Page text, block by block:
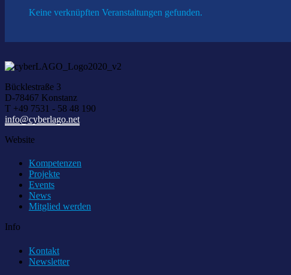
Keine verknüpften Veranstaltungen gefunden.
Bücklestraße 3
D-78467 Konstanz
T +49 7531 - 58 48 190
info@cyberlago.net
Website
Kompetenzen
Projekte
Events
News
Mitglied werden
Info
Kontakt
Newsletter